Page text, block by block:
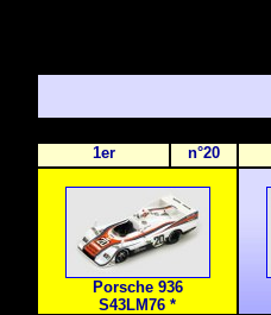
1er n°20
Porsche 936
S43LM76 *